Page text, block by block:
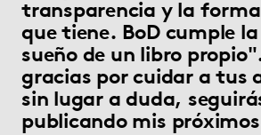
transparencia y la
que tiene. BoD cumple
sueño de un libro
gracias por cuidar a tus
sin lugar a duda,
publicando mis